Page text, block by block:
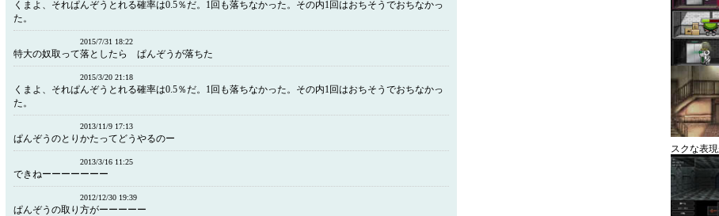
くまよ、それぱんぞうとれる確率は0.5％だ。1回も落ちなかった。その内1回はおちそうでおちなかっ
た。
2015/7/31 18:22
特大の奴取って落としたら ぱんぞうが落ちた
2015/3/20 21:18
くまよ、それぱんぞうとれる確率は0.5％だ。1回も落ちなかった。その内1回はおちそうでおちなかっ
た。
2013/11/9 17:13
ぱんぞうのとりかたってどうやるのー
2013/3/16 11:25
できねーーーーーーー
2012/12/30 19:39
ぱんぞうの取り方がーーーーー
スクな表